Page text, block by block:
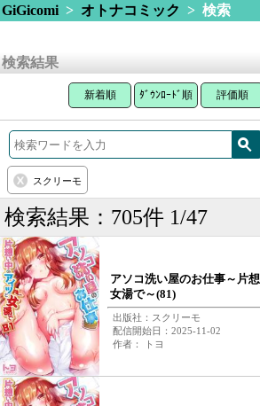
GiGicomi> オトナコミック > 検索
検索結果
新着順 ﾀﾞｳﾝﾛｰﾄﾞ順 評価順
スクリーモ
検索結果：705件 1/47
アソコ洗い屋のお仕事～片
女湯で～(81)
出版社：スクリーモ
配信開始日：2025-11-02
作者： トヨ